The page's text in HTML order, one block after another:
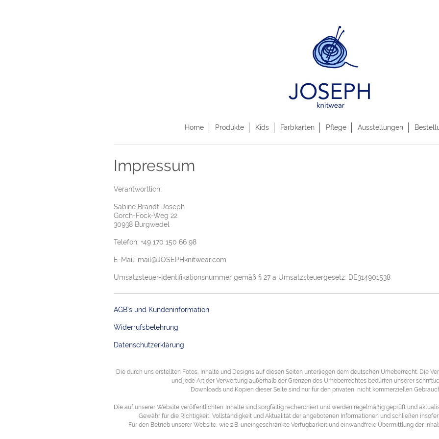
Home Produkte Kids Farbkarten Pflege Ausstellungen
Impressum
Verantwortlich:
Sabine Brandt-Joseph
Gorch-Fock-Weg 22
30938 Burgwedel
Telefon: +49 170 150 66 98
E-Mail: mail@JOSEPHknitwear.com
Umsatzsteuer-Identifikationsnummer gemäß § 27 a Umsatzsteuergesetz: DE314901538
AGB's und Kundeninformation
Widerrufsbelehrung
Datenschutzerklärung
Die durch uns erstellten Fotos, Inhalte und Designs auf diesen Seiten unterliegen dem deutschen Urheberrecht. Die
und jede Art der Verwertung außerhalb der Grenzen des Urheberrechtes bedürfen unserer
Downloads und Kopien dieser Seite sind nur für den privaten, nicht kommerziellen
Die auf unserer Website veröffentlichten Inhalte sind sorgfältig recherchiert und werden regelmäßig geprüft und
Gewähr für die Richtigkeit, Vollständigkeit und Aktualität der angebotenen Informationen und schließen
Für den Betrieb unserer Website, wie z.B. uneingeschränkte Verfügbarkeit und einwandfreie Übermittlung der